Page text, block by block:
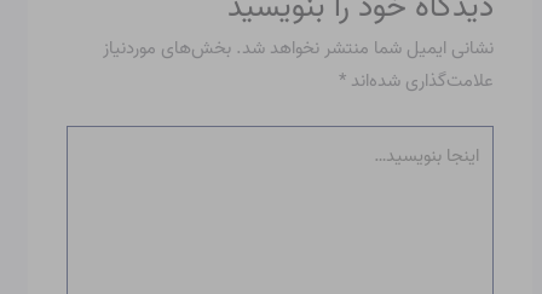
نشانی ایمیل شما منتشر نخواهد شد. بخش‌های موردنیاز
علامت‌گذاری شده‌اند*
بنویسید…